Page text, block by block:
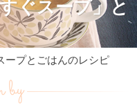
ぐスープ」と
ープとごはんのレシピ